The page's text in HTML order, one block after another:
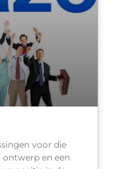
voor die
en een